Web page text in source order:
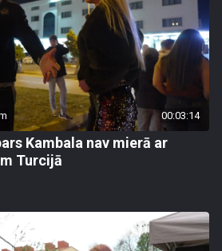
00:03:14
Kambala nav mierā ar
Turcijā